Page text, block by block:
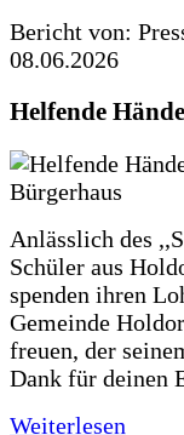
Bericht von:
08.06.2026
Helfende
Anlässlich des
Schüler aus
spenden ihren
Gemeinde
freuen, der
Dank für deinen
Weiterlesen